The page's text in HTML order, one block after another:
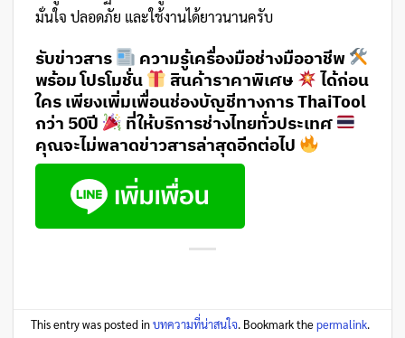
มั่นใจ ปลอดภัย และใช้งานได้ยาวนานครับ
รับข่าวสาร
ความรู้เครื่องมือช่างมืออาชีพ
พร้อม โปรโมชั่น
สินค้าราคาพิเศษ
ได้ก่อน
ใคร เพียงเพิ่มเพื่อนช่องบัญชีทางการ ThaiTool
กว่า 50ปี
ที่ให้บริการช่างไทยทั่วประเทศ
คุณจะไม่พลาดข่าวสารล่าสุดอีกต่อไป
This entry was posted inบทความที่น่าสนใจ. Bookmark thepermalink.